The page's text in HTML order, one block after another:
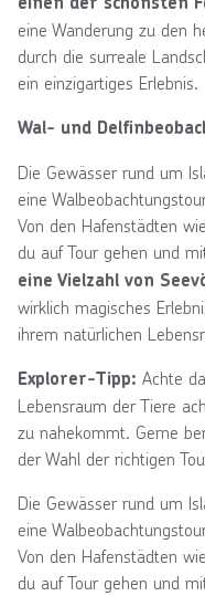
eine Wanderung zu den
durch die surreale
ein einzigartiges Erlebnis.
Wal- und
Die Gewässer rund um
eine
Von den Hafenstädten
du auf Tour gehen und
eine Vielzahl von
wirklich magisches
ihrem natürlichen
Explorer-Tipp: Achte
Lebensraum der Tiere
zu nahekommt. Gerne
der Wahl der richtigen
Die Gewässer rund um
eine
Von den Hafenstädten
du auf Tour gehen und